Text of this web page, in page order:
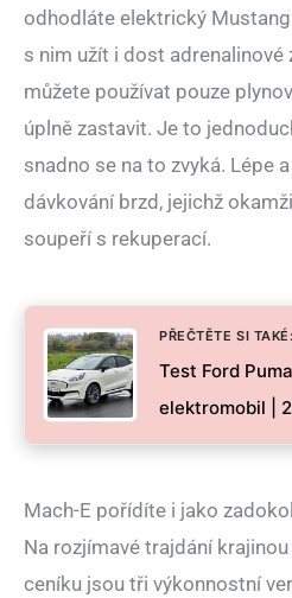
odhodláte elektrický
s nim užít i dost adrenalinové
můžete používat pouze
úplně zastavit. Je to
snadno se na to zvyká. Lépe
dávkování brzd, jejichž
soupeří s rekuperací.
PŘEČTĚTE SI TAKÉ:
Test Ford
elektromobil |
Mach-E pořídíte i jako
Na rozjímavé trajdání
ceníku jsou tři výkonnostní